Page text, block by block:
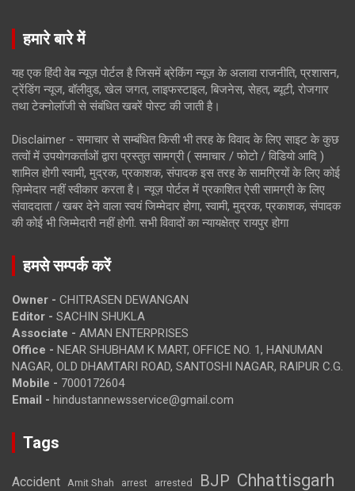
हमारे बारे में
यह एक हिंदी वेब न्यूज़ पोर्टल है जिसमें ब्रेकिंग न्यूज़ के अलावा राजनीति, प्रशासन,
ट्रेंडिंग न्यूज, बॉलीवुड, खेल जगत, लाइफस्टाइल, बिजनेस, सेहत, ब्यूटी, रोजगार
तथा टेक्नोलॉजी से संबंधित खबरें पोस्ट की जाती है।
Disclaimer - समाचार से सम्बंधित किसी भी तरह के विवाद के लिए साइट के कुछ
तत्वों में उपयोगकर्ताओं द्वारा प्रस्तुत सामग्री ( समाचार / फोटो / विडियो आदि )
शामिल होगी स्वामी, मुद्रक, प्रकाशक, संपादक इस तरह के सामग्रियों के लिए कोई
ज़िम्मेदार नहीं स्वीकार करता है। न्यूज़ पोर्टल में प्रकाशित ऐसी सामग्री के लिए
संवाददाता / खबर देने वाला स्वयं जिम्मेदार होगा, स्वामी, मुद्रक, प्रकाशक, संपादक
की कोई भी जिम्मेदारी नहीं होगी. सभी विवादों का न्यायक्षेत्र रायपुर होगा
हमसे सम्पर्क करें
Owner - CHITRASEN DEWANGAN
Editor - SACHIN SHUKLA
Associate - AMAN ENTERPRISES
Office - NEAR SHUBHAM K MART, OFFICE NO. 1, HANUMAN
NAGAR, OLD DHAMTARI ROAD, SANTOSHI NAGAR, RAIPUR C.G.
Mobile - 7000172604
Email - hindustannewsservice@gmail.com
Tags
Accident Amit Shah arrest arrested BJP Chhattisgarh